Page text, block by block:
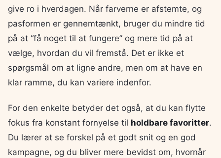
give ro i hverdagen. Når farverne er afstemte, og
pasformen er gennemtænkt, bruger du mindre tid
på at “få noget til at fungere” og mere tid på at
vælge, hvordan du vil fremstå. Det er ikke et
spørgsmål om at ligne andre, men om at have en
klar ramme, du kan variere indenfor.
For den enkelte betyder det også, at du kan flytte
fokus fra konstant fornyelse til holdbare favoritter.
Du lærer at se forskel på et godt snit og en god
kampagne, og du bliver mere bevidst om, hvornår